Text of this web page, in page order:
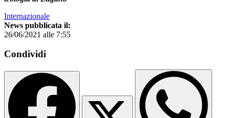
Internazionale
News pubblicata il:
26/06/2021 alle 7:55
Condividi